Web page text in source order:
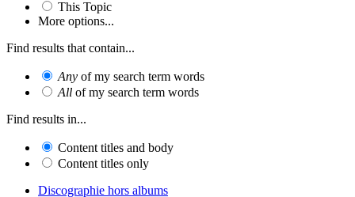
This Topic
More options...
Find results that contain...
Any of my search term words
All of my search term words
Find results in...
Content titles and body
Content titles only
Discographie hors albums